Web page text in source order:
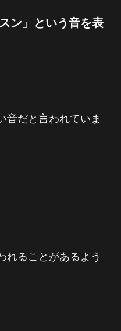
ン」という音を表
音だと言われていま
れることがあるよう